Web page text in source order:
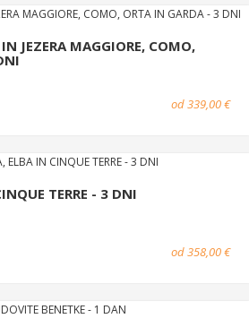
JEZERA MAGGIORE, COMO,
od 339,00 €
TERRE - 3 DNI
od 358,00 €